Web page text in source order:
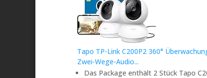
Tapo TP-Link C200P2 360°
Zwei-Wege-Audio...
Das Package enthält 2 Stück Tapo